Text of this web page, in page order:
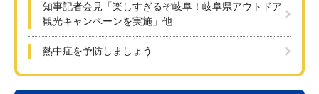
知事記者会見「楽しすぎるぞ岐阜！岐阜県アウトドア
観光キャンペーンを実施」他
熱中症を予防しましょう